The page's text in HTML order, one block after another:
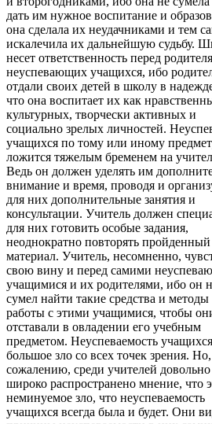
дать им нужное воспитание и
она сделала их неудачниками и тем
искалечила их дальнейшую судьбу.
несет ответственность перед
неуспевающих учащихся, ибо
отдали своих детей в школу в
что она воспитает их как
культурных, творчески активных и
социально зрелых личностей.
учащихся по тому или иному
ложится тяжелым бременем на
Ведь он должен уделять им
внимание и время, проводя и
для них дополнительные занятия и
консультации. Учитель должен
для них готовить особые задания,
неоднократно повторять пройденный
материал. Учитель, несомненно,
свою вину и перед самими
учащимися и их родителями, ибо он
сумел найти такие средства и методы
работы с этими учащимися, чтобы
отставали в овладении его учебным
предметом. Неуспеваемость
большое зло со всех точек зрения.
сожалению, среди учителей довольно
широко распространено мнение, что
неминуемое зло, что неуспеваемость
учащихся всегда была и будет. Они